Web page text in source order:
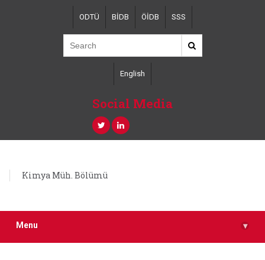
ODTÜ BİDB ÖİDB SSS
English
Social Media
Kimya Müh. Bölümü
Menu ▾